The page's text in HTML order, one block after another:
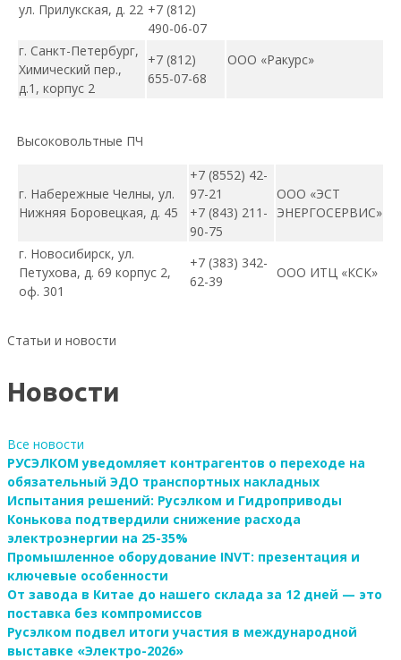
ул. Прилукская, д. 22 +7 (812)
490-06-07
г. Санкт-Петербург,
Химический пер.,
д.1, корпус 2
+7 (812)
655-07-68
ООО «Ракурс»
Высоковольтные ПЧ
г. Набережные Челны, ул.
Нижняя Боровецкая, д. 45
+7 (8552) 42-
97-21
+7 (843) 211-
90-75
ООО «ЭСТ
ЭНЕРГОСЕРВИС»
г. Новосибирск, ул.
Петухова, д. 69 корпус 2,
оф. 301
+7 (383) 342-
62-39
ООО ИТЦ «КСК»
Статьи и новости
Новости
Все новости
РУСЭЛКОМ уведомляет контрагентов о переходе на
обязательный ЭДО транспортных накладных
Испытания решений: Русэлком и Гидроприводы
Конькова подтвердили снижение расхода
электроэнергии на 25-35%
Промышленное оборудование INVT: презентация и
ключевые особенности
От завода в Китае до нашего склада за 12 дней — это
поставка без компромиссов
Русэлком подвел итоги участия в международной
выставке «Электро-2026»